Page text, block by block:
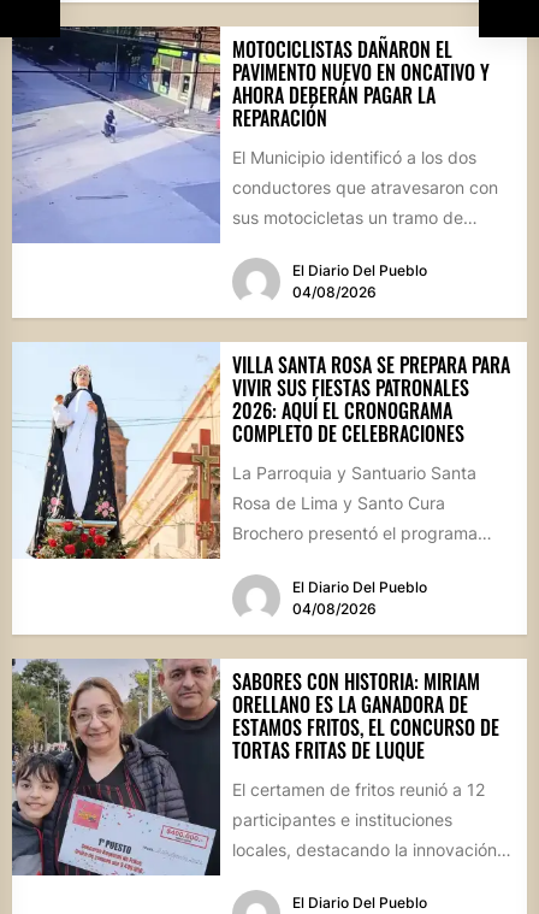
MOTOCICLISTAS DAÑARON EL
PAVIMENTO NUEVO EN ONCATIVO Y
AHORA DEBERÁN PAGAR LA
REPARACIÓN
El Municipio identificó a los dos
conductores que atravesaron con
sus motocicletas un tramo de
calle...
El Diario Del Pueblo
04/08/2026
VILLA SANTA ROSA SE PREPARA PARA
VIVIR SUS FIESTAS PATRONALES
2026: AQUÍ EL CRONOGRAMA
COMPLETO DE CELEBRACIONES
La Parroquia y Santuario Santa
Rosa de Lima y Santo Cura
Brochero presentó el programa
El Diario Del Pueblo
04/08/2026
SABORES CON HISTORIA: MIRIAM
ORELLANO ES LA GANADORA DE
ESTAMOS FRITOS, EL CONCURSO DE
TORTAS FRITAS DE LUQUE
El certamen de fritos reunió a 12
participantes e instituciones
locales, destacando la innovación
El Diario Del Pueblo